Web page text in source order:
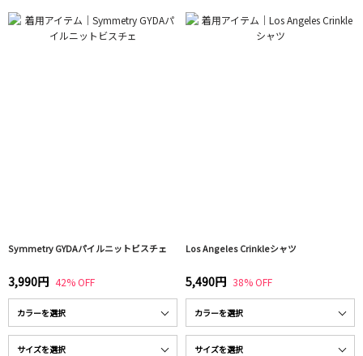
Symmetry GYDAパイルニットビスチェ
3,990円 42% OFF
Los Angeles Crinkleシャツ
5,490円 38% OFF